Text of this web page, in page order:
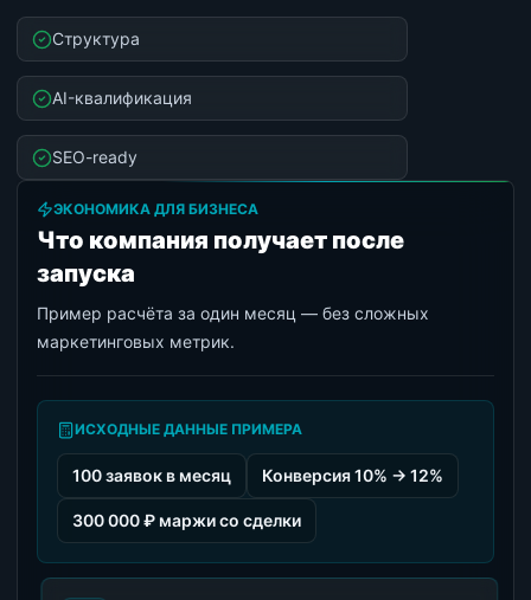
Структура
AI-квалификация
SEO-ready
ЭКОНОМИКА ДЛЯ БИЗНЕСА
Что компания получает после
запуска
Пример расчёта за один месяц — без сложных
маркетинговых метрик.
ИСХОДНЫЕ ДАННЫЕ ПРИМЕРА
100 заявок в месяц Конверсия 10% → 12%
300 000 ₽ маржи со сделки